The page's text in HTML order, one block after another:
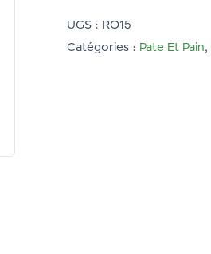
UGS : RO15
Catégories : Pate Et Pain,